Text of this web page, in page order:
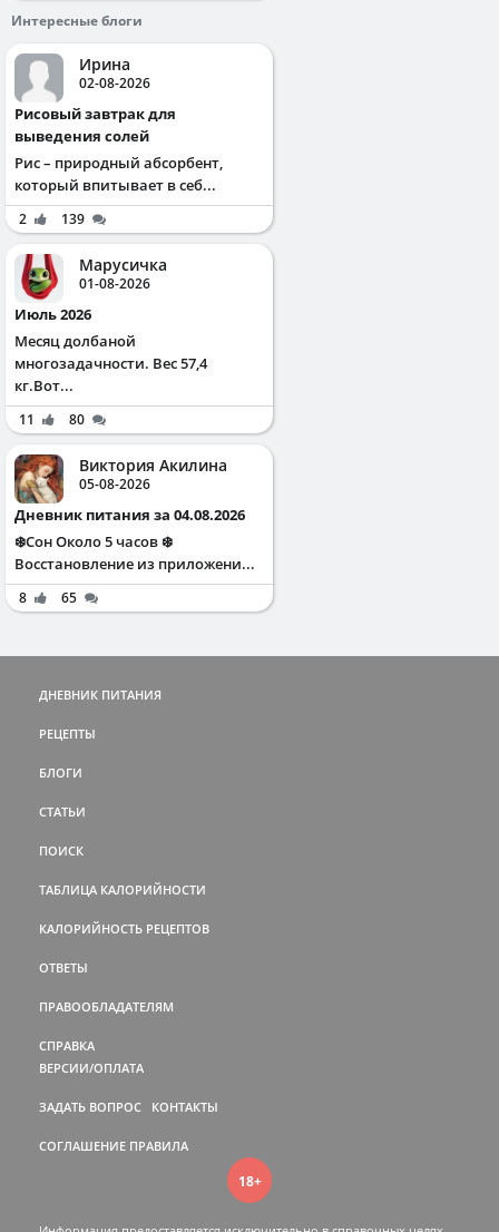
Интересные блоги
Ирина
02-08-2026
Рисовый завтрак для
выведения солей
Рис – природный абсорбент,
который впитывает в себ...
2 139
Марусичка
01-08-2026
Июль 2026
Месяц долбаной
многозадачности. Вес 57,4
кг.Вот...
11 80
Виктория Акилина
05-08-2026
Дневник питания за 04.08.2026
❄️Сон Около 5 часов ❄️
Восстановление из приложени...
8 65
ДНЕВНИК ПИТАНИЯ
РЕЦЕПТЫ
БЛОГИ
СТАТЬИ
ПОИСК
ТАБЛИЦА КАЛОРИЙНОСТИ
КАЛОРИЙНОСТЬ РЕЦЕПТОВ
ОТВЕТЫ
ПРАВООБЛАДАТЕЛЯМ
СПРАВКА
ВЕРСИИ/ОПЛАТА
ЗАДАТЬ ВОПРОС КОНТАКТЫ
СОГЛАШЕНИЕ ПРАВИЛА
18+